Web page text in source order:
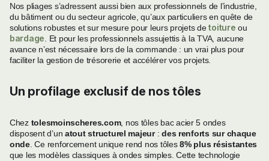
Nos pliages s’adressent aussi bien aux professionnels de l’industrie,
du bâtiment ou du secteur agricole, qu’aux particuliers en quête de
solutions robustes et sur mesure pour leurs projets detoiture ou
bardage . Et pour les professionnels assujettis à la TVA, aucune
avance n’est nécessaire lors de la commande : un vrai plus pour
faciliter la gestion de trésorerie et accélérer vos projets.
Un profilage exclusif de nos tôles
Chez tolesmoinscheres.com, nos tôles bac acier 5 ondes
disposent d’un atout structurel majeur:des renforts sur chaque
onde. Ce renforcement unique rend nos tôles8% plus résistantes
que les modèles classiques à ondes simples. Cette technologie